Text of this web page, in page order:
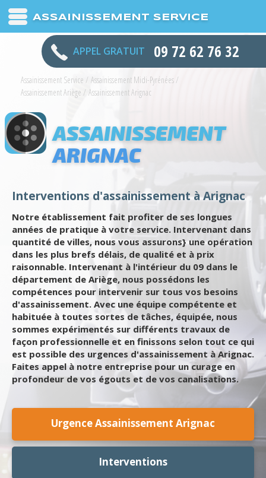
ASSAINISSEMENT SERVICE
APPEL GRATUIT 09 72 62 76 32
Assainissement Service / Assainissement Midi-Pyrénées /
Assainissement Ariège / Assainissement Arignac
ASSAINISSEMENT
ARIGNAC
Interventions d'assainissement à Arignac
Notre établissement fait profiter de ses longues
années de pratique à votre service. Intervenant dans
quantité de villes, nous vous assurons} une opération
dans les plus brefs délais, de qualité et à prix
raisonnable. Intervenant à l'intérieur du 09 dans le
département de Ariège, nous possédons les
compétences pour intervenir sur tous vos besoins
d'assainissement. Avec une équipe compétente et
habituée à toutes sortes de tâches, équipée, nous
sommes expérimentés sur différents travaux de
façon professionnelle et en finissons selon tout ce qui
est possible des urgences d'assainissement à Arignac.
Faites appel à notre entreprise pour un curage en
profondeur de vos égouts et de vos canalisations.
Urgence Assainissement Arignac
Interventions